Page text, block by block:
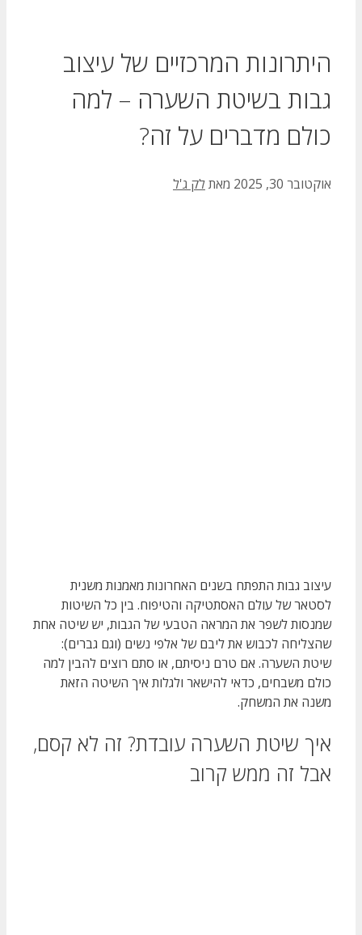
היתרונות המרכזיים של עיצוב
גבות בשיטת השערה – למה
כולם מדברים על זה?
אוקטובר 30, 2025 מאתלק ג'ל
עיצוב גבות התפתח בשנים האחרונות מאמנות משנית
לסטאר של עולם האסתטיקה והטיפוח. בין כל השיטות
שמנסות לשפר את המראה הטבעי של הגבות, יש שיטה אחת
שהצליחה לכבוש את ליבם של אלפי נשים (וגם גברים):
שיטת השערה. אם טרם ניסיתם, או סתם רוצים להבין למה
כולם משבחים, כדאי להישאר ולגלות איך השיטה הזאת
משנה את המשחק.
איך שיטת השערה עובדת? זה לא קסם,
אבל זה ממש קרוב